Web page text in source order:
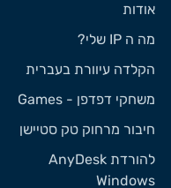
אודות
מה ה IP שלי?
הקלדה עיוורת בעברית
משחקי דפדפן - Games
חיבור מרחוק טק סטיישן
להורדת AnyDesk
Windows